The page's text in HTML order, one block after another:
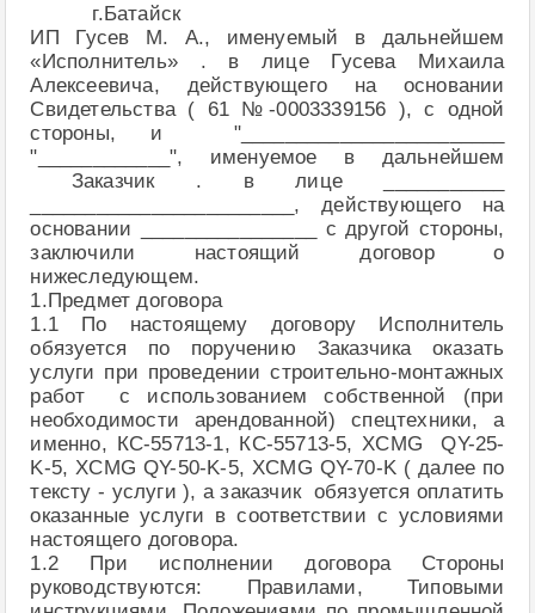
г.Батайск
ИП Гусев М. А., именуемый в дальнейшем
«Исполнитель» . в лице Гусева Михаила
Алексеевича, действующего на основании
Свидетельства ( 61 №-0003339156 ), с одной
стороны, и "________________________
"____________", именуемое в дальнейшем
Заказчик . в лице ___________
________________________, действующего на
основании ________________ с другой стороны,
заключили настоящий договор о
нижеследующем.
1.Предмет договора
1.1 По настоящему договору Исполнитель
обязуется по поручению Заказчика оказать
услуги при проведении строительно-монтажных
работ с использованием собственной (при
необходимости арендованной) спецтехники, а
именно, КС-55713-1, КС-55713-5, XCMG QY-25-
K-5, XCMG QY-50-K-5, XCMG QY-70-K ( далее по
тексту - услуги ), а заказчик обязуется оплатить
оказанные услуги в соответствии с условиями
настоящего договора.
1.2 При исполнении договора Стороны
руководствуются: Правилами, Типовыми